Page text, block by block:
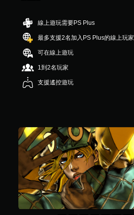
，
共
1
則
評
分
線上遊玩需要PS Plus
最多支援2名加入PS Plus的線上玩家
可在線上遊玩
1到2名玩家
支援遙控遊玩